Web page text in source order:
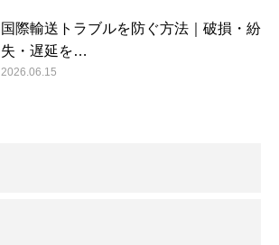
国際輸送トラブルを防ぐ方法｜破損・紛
失・遅延を…
2026.06.15